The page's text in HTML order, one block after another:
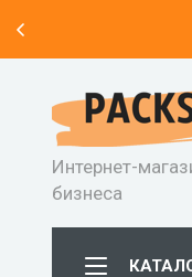
О нас
Напишите нам
Доставка
Сроки доставки
Интернет-
бизнеса